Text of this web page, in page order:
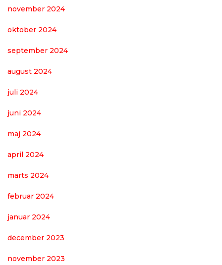
november 2024
oktober 2024
september 2024
august 2024
juli 2024
juni 2024
maj 2024
april 2024
marts 2024
februar 2024
januar 2024
december 2023
november 2023